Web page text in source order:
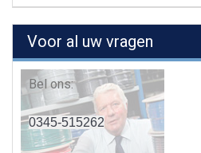
Voor al uw vragen
Bel ons:
0345-515262